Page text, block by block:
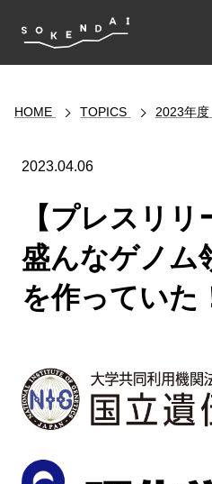
HOME TOPICS 2023年度
2023.04.06
【プレスリ
盛んなゲノム
を作っていた